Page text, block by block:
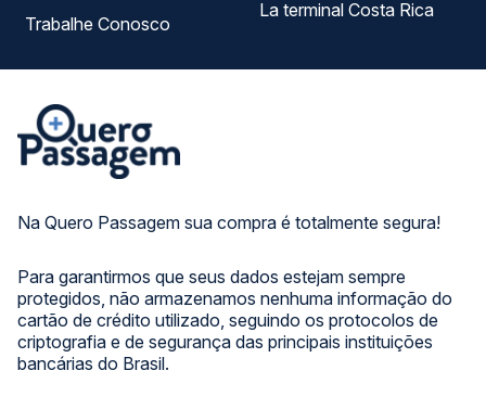
Na Quero Passagem sua compra é totalmente segura!
Para garantirmos que seus dados estejam sempre
protegidos, não armazenamos nenhuma informação do
cartão de crédito utilizado, seguindo os protocolos de
criptografia e de segurança das principais instituições
bancárias do Brasil.
Trabalhe Conosco
La terminal Costa Rica